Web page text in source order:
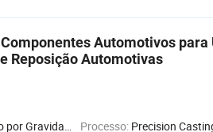
Automotivos para
Reposição Automotivas
Térmica Processo: Precision Casting,